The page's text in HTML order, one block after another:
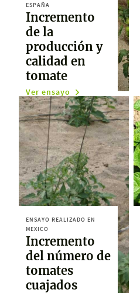
ESPAÑA
Incremento
de la
producción y
calidad en
tomate
Ver ensayo
ENSAYO REALIZADO EN
MEXICO
Incremento
del número de
tomates
cuajados